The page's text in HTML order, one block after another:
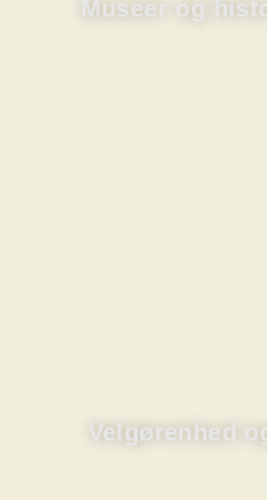
Museer og
Velgørenhed